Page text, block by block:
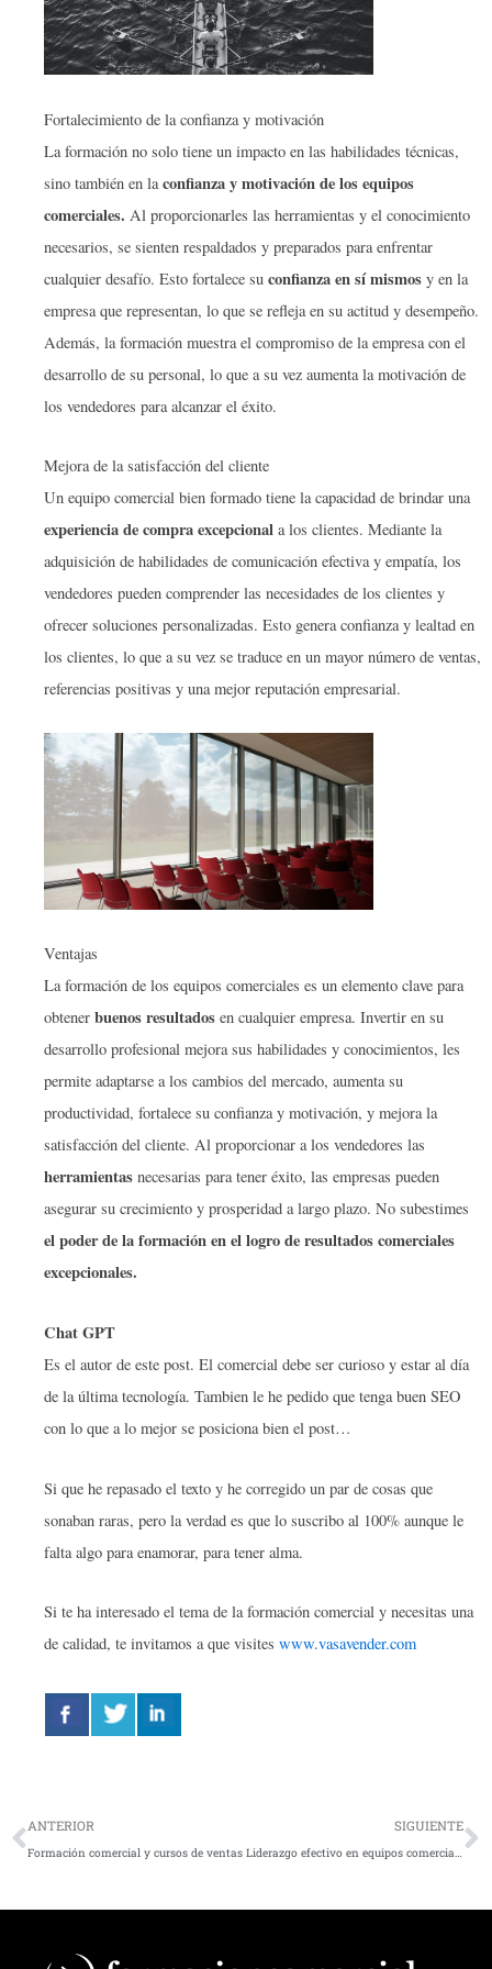
Fortalecimiento de la confianza y motivación
La formación no solo tiene un impacto en las habilidades técnicas,
sino también en laconfianza y motivación de los equipos
comerciales. Al proporcionarles las herramientas y el conocimiento
necesarios, se sienten respaldados y preparados para enfrentar
cualquier desafío. Esto fortalece su confianza en sí mismos y en la
empresa que representan, lo que se refleja en su actitud y desempeño.
Además, la formación muestra el compromiso de la empresa con el
desarrollo de su personal, lo que a su vez aumenta la motivación de
los vendedores para alcanzar el éxito.
Mejora de la satisfacción del cliente
Un equipo comercial bien formado tiene la capacidad de brindar una
experiencia de compra excepcional a los clientes. Mediante la
adquisición de habilidades de comunicación efectiva y empatía, los
vendedores pueden comprender las necesidades de los clientes y
ofrecer soluciones personalizadas. Esto genera confianza y lealtad en
los clientes, lo que a su vez se traduce en un mayor número de ventas,
referencias positivas y una mejor reputación empresarial.
Ventajas
La formación de los equipos comerciales es un elemento clave para
obtener buenos resultados en cualquier empresa. Invertir en su
desarrollo profesional mejora sus habilidades y conocimientos, les
permite adaptarse a los cambios del mercado, aumenta su
productividad, fortalece su confianza y motivación, y mejora la
satisfacción del cliente. Al proporcionar a los vendedores las
herramientas necesarias para tener éxito, las empresas pueden
asegurar su crecimiento y prosperidad a largo plazo. No subestimes
el poder de la formación en el logro de resultados comerciales
excepcionales.
Chat GPT
Es el autor de este post. El comercial debe ser curioso y estar al día
de la última tecnología. Tambien le he pedido que tenga buen SEO
con lo que a lo mejor se posiciona bien el post…
Si que he repasado el texto y he corregido un par de cosas que
sonaban raras, pero la verdad es que lo suscribo al 100% aunque le
falta algo para enamorar, para tener alma.
Si te ha interesado el tema de la formación comercial y necesitas una
de calidad, te invitamos a que visites www.vasavender.com
Ant
ANTERIOR
Formación comercial y cursos de ventas
SIGUIENTE